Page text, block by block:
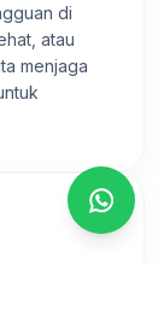
di
atau
menjaga